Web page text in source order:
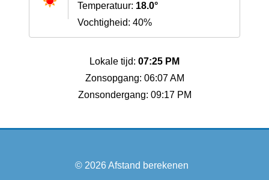
Temperatuur: 18.0°
Vochtigheid: 40%
Lokale tijd: 07:25 PM
Zonsopgang: 06:07 AM
Zonsondergang: 09:17 PM
© 2026Afstand berekenen